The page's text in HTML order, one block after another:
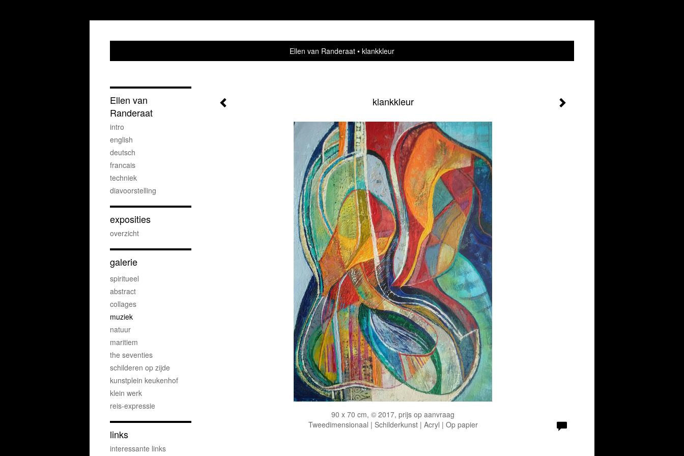
Ellen van Randeraat klankkleur
klankkleur
90 x 70 cm, © 2017, prijs op aanvraag
Tweedimensionaal | Schilderkunst | Acryl | Op papier
Ellen van
Randeraat
intro
english
deutsch
francais
techniek
diavoorstelling
exposities
overzicht
galerie
spiritueel
abstract
collages
muziek
natuur
maritiem
the seventies
schilderen op zijde
kunstplein keukenhof
klein werk
reis-expressie
links
interessante links